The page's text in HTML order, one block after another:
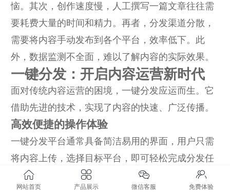
恼。其次，创作速度慢，人工撰写一篇文章往往需
要耗费大量的时间和精力。再者，分发渠道分散，
需要将内容手动发布到各个平台，效率低下。此
外，数据监测不全面，难以了解内容的实际效果。
一键分发：开启内容运营新时代
面对传统内容运营的困境，一键分发应运而生。它
借助先进的技术，实现了内容的快速、广泛传播。
高效便捷的操作体验
一键分发平台通常具备简洁易用的界面，用户只需
将内容上传，选择目标平台，即可轻松完成分发任
务。这大大节省了人力和时间成本，提高了运营效
率。
网站首页 产品展示 微信客服 免费体验